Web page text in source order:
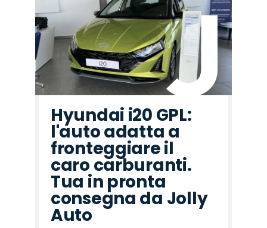
Hyundai i20 GPL:
l'auto adatta a
fronteggiare il
caro carburanti.
Tua in pronta
consegna da Jolly
Auto